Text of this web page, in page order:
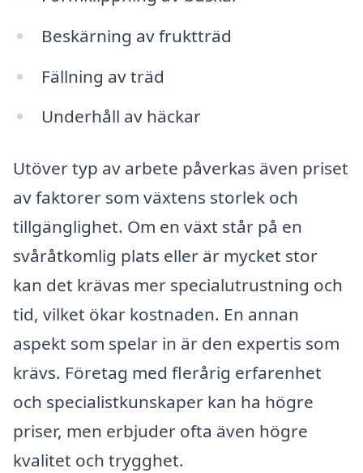
Beskärning av fruktträd
Fällning av träd
Underhåll av häckar
Utöver typ av arbete påverkas även priset
av faktorer som växtens storlek och
tillgänglighet. Om en växt står på en
svåråtkomlig plats eller är mycket stor
kan det krävas mer specialutrustning och
tid, vilket ökar kostnaden. En annan
aspekt som spelar in är den expertis som
krävs. Företag med flerårig erfarenhet
och specialistkunskaper kan ha högre
priser, men erbjuder ofta även högre
kvalitet och trygghet.